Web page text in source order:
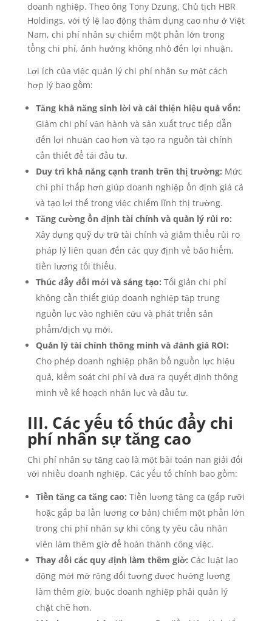
doanh nghiệp. Theo ông Tony Dzung, Chủ tịch HBR
Holdings, với tỷ lệ lao động thâm dụng cao như ở Việt
Nam, chi phí nhân sự chiếm một phần lớn trong
tổng chi phí, ảnh hưởng không nhỏ đến lợi nhuận.
Lợi ích của việc quản lý chi phí nhân sự một cách
hợp lý bao gồm:
Tăng khả năng sinh lời và cải thiện hiệu quả vốn:
Giảm chi phí vận hành và sản xuất trực tiếp dẫn
đến lợi nhuận cao hơn và tạo ra nguồn tài chính
cần thiết để tái đầu tư.
Duy trì khả năng cạnh tranh trên thị trường: Mức
chi phí thấp hơn giúp doanh nghiệp ổn định giá cả
và tạo lợi thế trong việc chiếm lĩnh thị trường.
Tăng cường ổn định tài chính và quản lý rủi ro:
Xây dựng quỹ dự trữ tài chính và giảm thiểu rủi ro
pháp lý liên quan đến các quy định về bảo hiểm,
tiền lương tối thiểu.
Thúc đẩy đổi mới và sáng tạo: Tối giản chi phí
không cần thiết giúp doanh nghiệp tập trung
nguồn lực vào nghiên cứu và phát triển sản
phẩm/dịch vụ mới.
Quản lý tài chính thông minh và đánh giá ROI:
Cho phép doanh nghiệp phân bổ nguồn lực hiệu
quả, kiểm soát chi phí và đưa ra quyết định thông
minh về kế hoạch nhân lực và đầu tư.
III. Các yếu tố thúc đẩy chi
phí nhân sự tăng cao
Chi phí nhân sự tăng cao là một bài toán nan giải đối
với nhiều doanh nghiệp. Các yếu tố chính bao gồm:
Tiền tăng ca tăng cao: Tiền lương tăng ca (gấp rưỡi
hoặc gấp ba lần lương cơ bản) chiếm một phần lớn
trong chi phí nhân sự khi công ty yêu cầu nhân
viên làm thêm giờ để hoàn thành công việc.
Thay đổi các quy định làm thêm giờ: Các luật lao
động mới mở rộng đối tượng được hưởng lương
làm thêm giờ, buộc doanh nghiệp phải quản lý
chặt chẽ hơn.